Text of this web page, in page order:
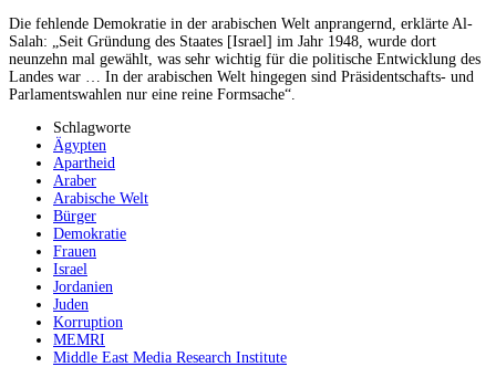
Die fehlende Demokratie in der arabischen Welt anprangernd, erklärte Al-
Salah: „Seit Gründung des Staates [Israel] im Jahr 1948, wurde dort
neunzehn mal gewählt, was sehr wichtig für die politische Entwicklung des
Landes war … In der arabischen Welt hingegen sind Präsidentschafts- und
Parlamentswahlen nur eine reine Formsache“.
Schlagworte
Ägypten
Apartheid
Araber
Arabische Welt
Bürger
Demokratie
Frauen
Israel
Jordanien
Juden
Korruption
MEMRI
Middle East Media Research Institute